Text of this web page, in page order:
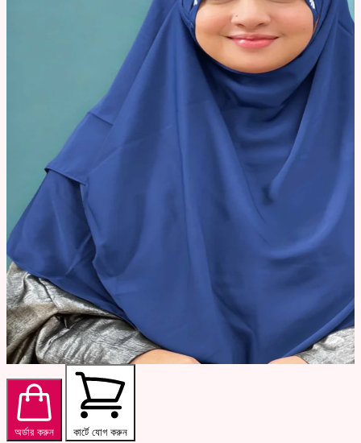
অর্ডার করুন কার্টে যোগ করুন